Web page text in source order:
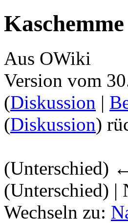
Kaschemme
Aus OWiki
Version vom
(Diskussion |
(Diskussion)
(Unterschied)
(Unterschied) |
Wechseln zu: